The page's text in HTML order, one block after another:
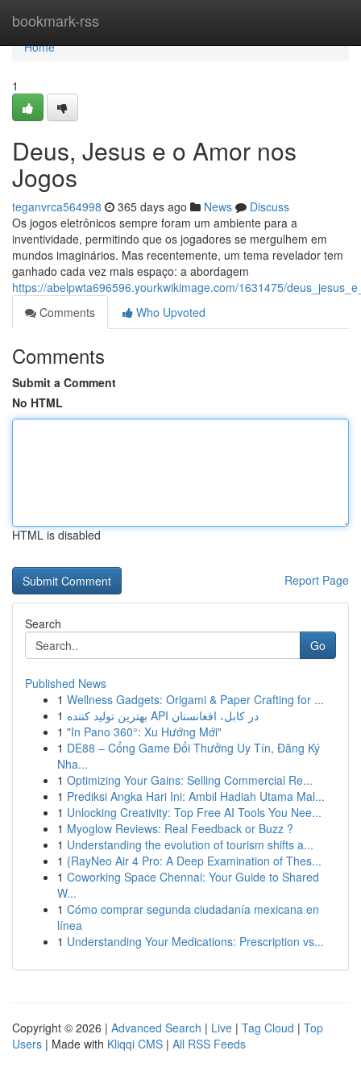
bookmark-rss
Home
Home
1
Deus, Jesus e o Amor nos
Jogos
teganvrca564998 365 days ago News
Discuss
Os jogos eletrônicos sempre foram um ambiente para a
inventividade, permitindo que os jogadores se mergulhem em
mundos imaginários. Mas recentemente, um tema revelador tem
ganhado cada vez mais espaço: a abordagem
https://abelpwta696596.yourkwikimage.com/1631475/
Comments
Who Upvoted
Comments
Submit a Comment
No HTML
HTML is disabled
Report Page
Search
Go
Published News
1 Wellness Gadgets: Origami & Paper Crafting for ...
1
بهترین تولید کننده API در کابل، افغانستان
1 "In Pano 360°: Xu Hướng Mới"
1 DE88 – Cổng Game Đổi Thưởng Uy Tín, Đăng Ký
Nha...
1 Optimizing Your Gains: Selling Commercial Re...
1 Prediksi Angka Hari Ini: Ambil Hadiah Utama Mal...
1 Unlocking Creativity: Top Free AI Tools You Nee...
1 Myoglow Reviews: Real Feedback or Buzz ?
1 Understanding the evolution of tourism shifts a...
1 {RayNeo Air 4 Pro: A Deep Examination of Thes...
1 Coworking Space Chennai: Your Guide to Shared
W...
1 Cómo comprar segunda ciudadanía mexicana en
línea
1 Understanding Your Medications: Prescription vs...
Copyright © 2026 | Advanced Search | Live | Tag Cloud | Top
Users | Made with Kliqqi CMS | All RSS Feeds